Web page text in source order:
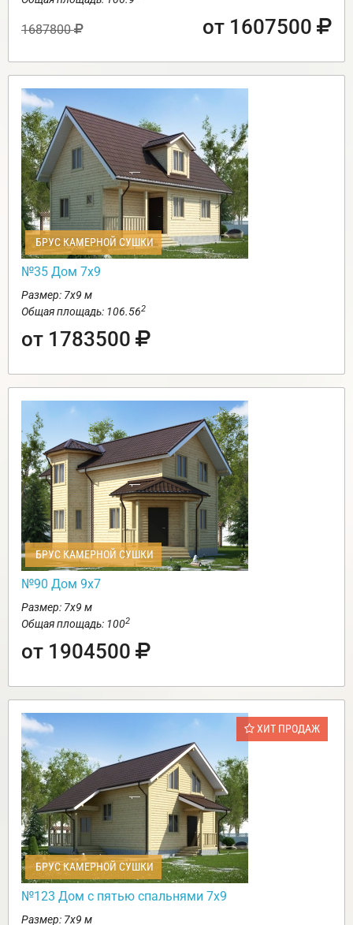
1687800 от 1607500
БРУС КАМЕРНОЙ СУШКИ
№35 Дом 7х9
Размер: 7х9 м
Общая площадь: 106.562
от 1783500
БРУС КАМЕРНОЙ СУШКИ
№90 Дом 9х7
Размер: 7х9 м
Общая площадь: 1002
от 1904500
ХИТ ПРОДАЖ
БРУС КАМЕРНОЙ СУШКИ
№123 Дом с пятью спальнями 7х9
Размер: 7х9 м